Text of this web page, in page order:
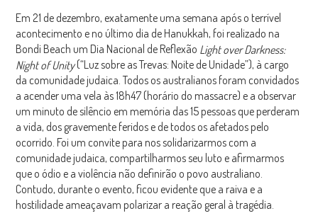
Em 21 de dezembro, exatamente uma semana após o terrível
acontecimento e no último dia de Hanukkah, foi realizado na
Bondi Beach um Dia Nacional de Reflexão Light over Darkness:
Night of Unity(“Luz sobre as Trevas: Noite de Unidade”), à cargo
da comunidade judaica. Todos os australianos foram convidados
a acender uma vela às 18h47 (horário do massacre) e a observar
um minuto de silêncio em memória das 15 pessoas que perderam
a vida, dos gravemente feridos e de todos os afetados pelo
ocorrido. Foi um convite para nos solidarizarmos com a
comunidade judaica, compartilharmos seu luto e afirmarmos
que o ódio e a violência não definirão o povo australiano.
Contudo, durante o evento, ficou evidente que a raiva e a
hostilidade ameaçavam polarizar a reação geral à tragédia.